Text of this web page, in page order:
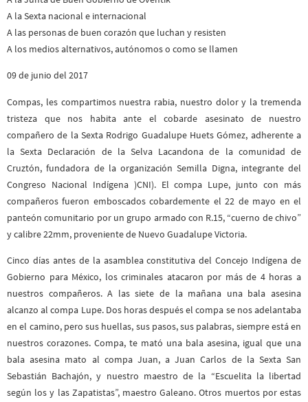
A la Sexta nacional e internacional
A las personas de buen corazón que luchan y resisten
A los medios alternativos, autónomos o como se llamen
09 de junio del 2017
Compas, les compartimos nuestra rabia, nuestro dolor y la tremenda
tristeza que nos habita ante el cobarde asesinato de nuestro
compañero de la Sexta Rodrigo Guadalupe Huets Gómez, adherente a
la Sexta Declaración de la Selva Lacandona de la comunidad de
Cruztón, fundadora de la organización Semilla Digna, integrante del
Congreso Nacional Indígena )CNI). El compa Lupe, junto con más
compañeros fueron emboscados cobardemente el 22 de mayo en el
panteón comunitario por un grupo armado con R.15, “cuerno de chivo”
y calibre 22mm, proveniente de Nuevo Guadalupe Victoria.
Cinco días antes de la asamblea constitutiva del Concejo Indígena de
Gobierno para México, los criminales atacaron por más de 4 horas a
nuestros compañeros. A las siete de la mañana una bala asesina
alcanzo al compa Lupe. Dos horas después el compa se nos adelantaba
en el camino, pero sus huellas, sus pasos, sus palabras, siempre está en
nuestros corazones. Compa, te mató una bala asesina, igual que una
bala asesina mato al compa Juan, a Juan Carlos de la Sexta San
Sebastián Bachajón, y nuestro maestro de la “Escuelita la libertad
según los y las Zapatistas”, maestro Galeano. Otros muertos por estas